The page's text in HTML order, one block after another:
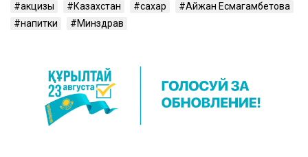
акцизы Казахстан сахар
Айжан Есмагамбетова
напитки
Минздрав